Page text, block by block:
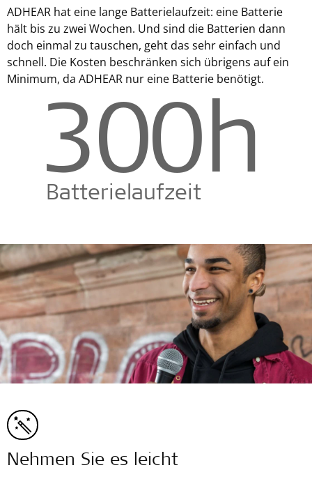
ADHEAR hat eine lange Batterielaufzeit: eine Batterie
hält bis zu zwei Wochen. Und sind die Batterien dann
doch einmal zu tauschen, geht das sehr einfach und
schnell. Die Kosten beschränken sich übrigens auf ein
Minimum, da ADHEAR nur eine Batterie benötigt.
300h
Batterielaufzeit
Nehmen Sie es leicht